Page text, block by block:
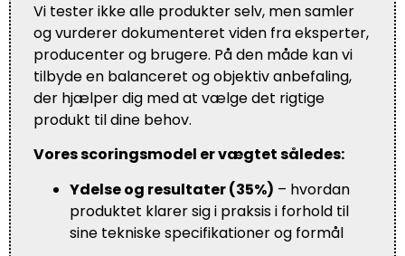
Vi tester ikke alle produkter selv, men samler
og vurderer dokumenteret viden fra eksperter,
producenter og brugere. På den måde kan vi
tilbyde en balanceret og objektiv anbefaling,
der hjælper dig med at vælge det rigtige
produkt til dine behov.
Vores scoringsmodel er vægtet således:
Ydelse og resultater (35%) – hvordan
produktet klarer sig i praksis i forhold til
sine tekniske specifikationer og formål